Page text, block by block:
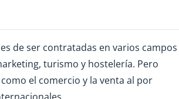
de ser contratadas en varios campos
turismo y hostelería. Pero
el comercio y la venta al por